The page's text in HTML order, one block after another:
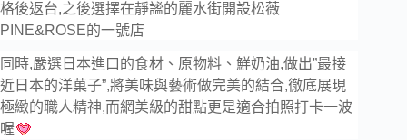
格後返台,之後選擇在靜謐的麗水街開設松薇
PINE&ROSE的一號店
同時,嚴選日本進口的食材、原物料、鮮奶油,做出”最接
近日本的洋菓子”,將美味與藝術做完美的結合,徹底展現
極緻的職人精神,而網美級的甜點更是適合拍照打卡一波
喔